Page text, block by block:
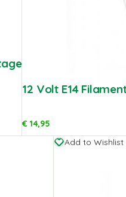
12 Volt E14
€ 14,95
Add to Wishlist